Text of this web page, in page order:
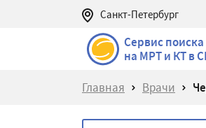
Санкт-Петербург
Сервис
на МРТ и КТ в
Главная Врачи